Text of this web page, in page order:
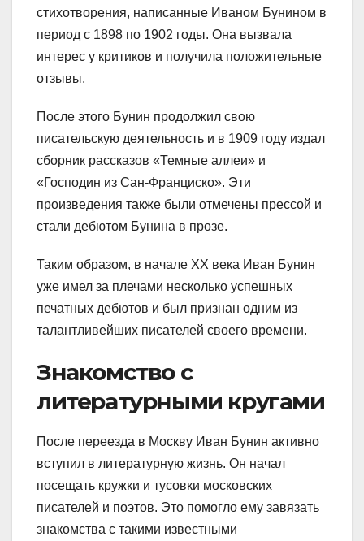
стихотворения, написанные Иваном Бунином в
период с 1898 по 1902 годы. Она вызвала
интерес у критиков и получила положительные
отзывы.
После этого Бунин продолжил свою
писательскую деятельность и в 1909 году издал
сборник рассказов «Темные аллеи» и
«Господин из Сан-Франциско». Эти
произведения также были отмечены прессой и
стали дебютом Бунина в прозе.
Таким образом, в начале XX века Иван Бунин
уже имел за плечами несколько успешных
печатных дебютов и был признан одним из
талантливейших писателей своего времени.
Знакомство с
литературными кругами
После переезда в Москву Иван Бунин активно
вступил в литературную жизнь. Он начал
посещать кружки и тусовки московских
писателей и поэтов. Это помогло ему завязать
знакомства с такими известными